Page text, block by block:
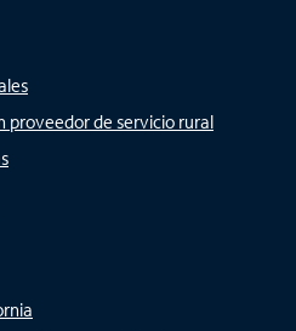
proveedor de servicio rural